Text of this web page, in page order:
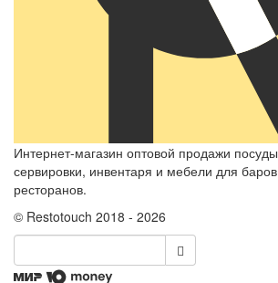
Интернет-магазин оптовой продажи
сервировки, инвентаря и мебели для
ресторанов.
© Restotouch 2018 - 2026